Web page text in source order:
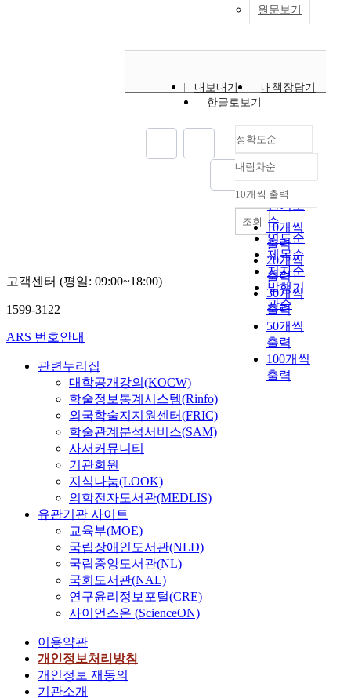
원문보기
내보내기
내책장담기
한글로보기
정확도순
정확도
순
인기도
순
연도순
제목순
저자순
발행기
관순
내림차순
내림차순
10개씩 출력
10개씩
출력
20개씩
출력
30개씩
출력
50개씩
출력
100개씩
출력
조회
고객센터 (평일: 09:00~18:00)
1599-3122
ARS 번호안내
관련누리집
대학공개강의(KOCW)
학술정보통계시스템(Rinfo)
외국학술지지원센터(FRIC)
학술관계분석서비스(SAM)
사서커뮤니티
기관회원
지식나눔(LOOK)
의학전자도서관(MEDLIS)
유관기관 사이트
교육부(MOE)
국립장애인도서관(NLD)
국립중앙도서관(NL)
국회도서관(NAL)
연구윤리정보포털(CRE)
사이언스온 (ScienceON)
이용약관
개인정보처리방침
개인정보 재동의
기관소개